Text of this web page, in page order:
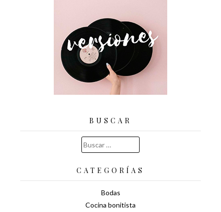
BUSCAR
Buscar:
CATEGORÍAS
Bodas
Cocina bonitista